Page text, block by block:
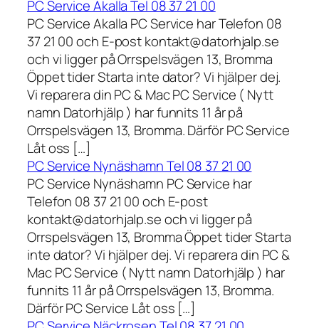
PC Service Akalla Tel 08 37 21 00
PC Service Akalla PC Service har Telefon 08
37 21 00 och E-post kontakt@datorhjalp.se
och vi ligger på Orrspelsvägen 13, Bromma
Öppet tider Starta inte dator? Vi hjälper dej.
Vi reparera din PC & Mac PC Service ( Nytt
namn Datorhjälp ) har funnits 11 år på
Orrspelsvägen 13, Bromma. Därför PC Service
Låt oss […]
PC Service Nynäshamn Tel 08 37 21 00
PC Service Nynäshamn PC Service har
Telefon 08 37 21 00 och E-post
kontakt@datorhjalp.se och vi ligger på
Orrspelsvägen 13, Bromma Öppet tider Starta
inte dator? Vi hjälper dej. Vi reparera din PC &
Mac PC Service ( Nytt namn Datorhjälp ) har
funnits 11 år på Orrspelsvägen 13, Bromma.
Därför PC Service Låt oss […]